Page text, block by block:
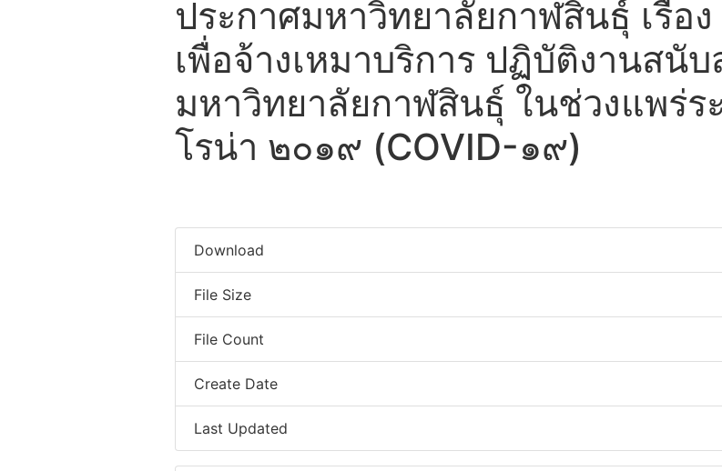
ประกาศมหาวิทยาลัยกาฬสินธุ์ เรื่อ
เพื่อจ้างเหมาบริการ ปฏิบัติงานสนั
มหาวิทยาลัยกาฬสินธุ์ ในช่วงแพร่ร
โรน่า ๒๐๑๙ (COVID-๑๙)
Download
File Size
File Count
Create Date
Last Updated